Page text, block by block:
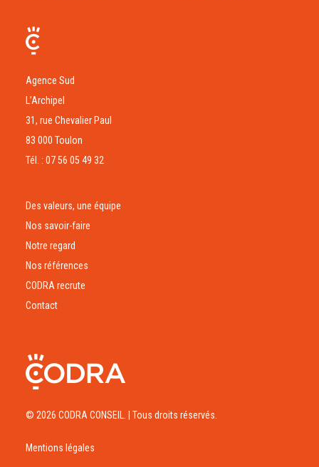
Agence Sud
L’Archipel
31, rue Chevalier Paul
83 000 Toulon
Tél. : 07 56 05 49 32
Des valeurs, une équipe
Nos savoir-faire
Notre regard
Nos références
CODRA recrute
Contact
© 2026 CODRA CONSEIL. | Tous droits réservés.
Mentions légales